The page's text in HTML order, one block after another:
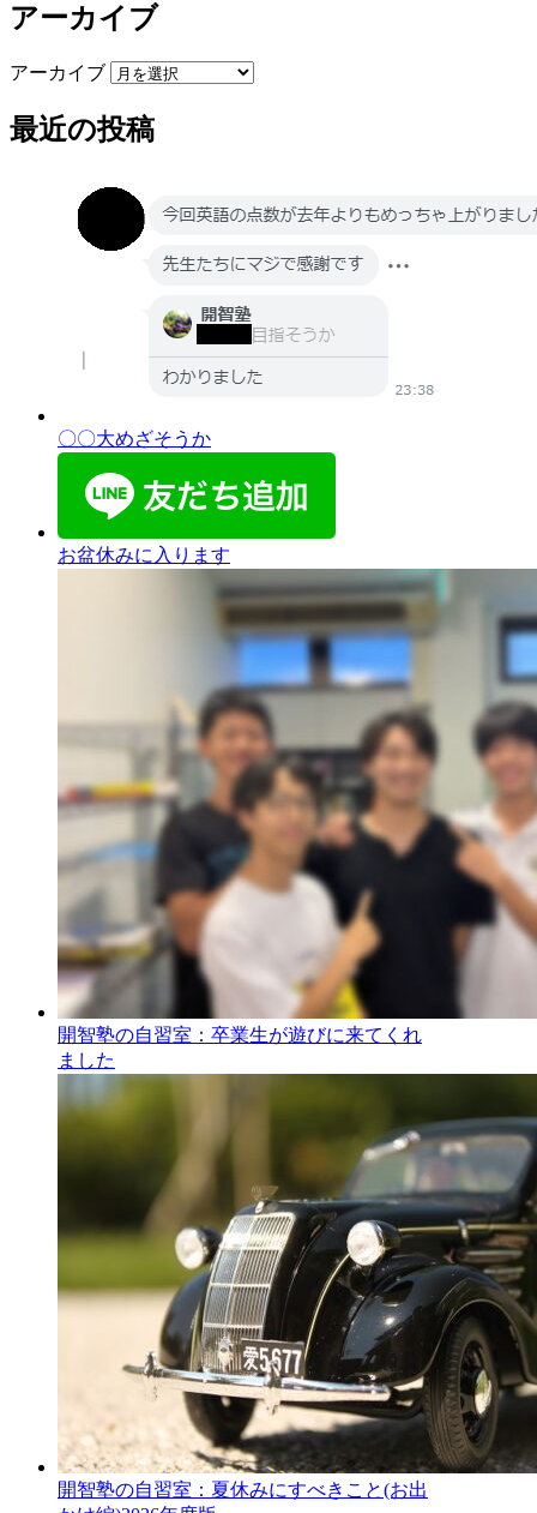
アーカイブ
アーカイブ
最近の投稿
〇〇大めざそうか
お盆休みに入ります
開智塾の自習室：卒業生が遊びに来てくれ
ました
開智塾の自習室：夏休みにすべきこと(お出